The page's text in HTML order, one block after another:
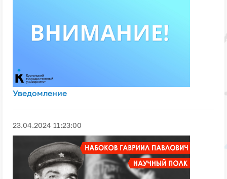
Уведомление
23.04.2024 11:23:00